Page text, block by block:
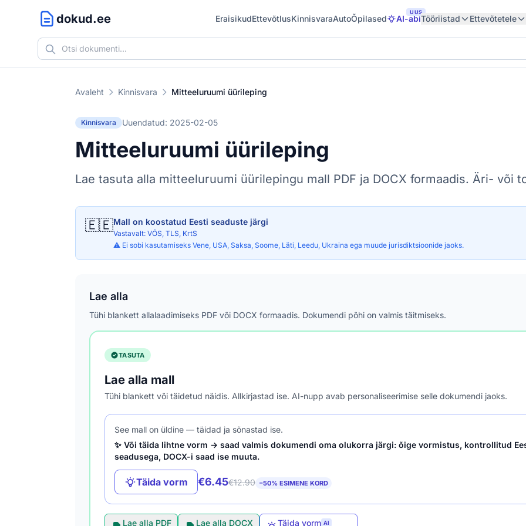
dokud.ee EraisikudEttevõtlusKinnisvaraAutoÕpilased
UUS
AI-abiTööriistad Ettevõtetele
Avaleht Kinnisvara Mitteeluruumi üürileping
Kinnisvara Uuendatud: 2025-02-05
Mitteeluruumi üürileping
Lae tasuta alla mitteeluruumi üürilepingu mall PDF ja DOCX formaadis. Äri- või
🇪🇪Mall on koostatud Eesti seaduste järgi
Vastavalt: VÕS, TLS, KrtS
⚠️ Ei sobi kasutamiseks Vene, USA, Saksa, Soome, Läti, Leedu, Ukraina ega muude jurisdiktsioonide jaoks.
Lae alla
Tühi blankett allalaadimiseks PDF või DOCX formaadis. Dokumendi põhi on valmis täitmiseks.
TASUTA
Lae alla mall
Tühi blankett või täidetud näidis. Allkirjastad ise. AI-nupp avab personaliseerimise selle dokumendi jaoks.
See mall on üldine — täidad ja sõnastad ise.
✨ Või täida lihtne vorm → saad valmis dokumendi oma olukorra järgi: õige vormistus, kontrollitud
seadusega, DOCX-i saad ise muuta.
Täida vorm €6.45€12.90 −50% ESIMENE KORD
Lae alla PDF Lae alla DOCX Täida vorm AI